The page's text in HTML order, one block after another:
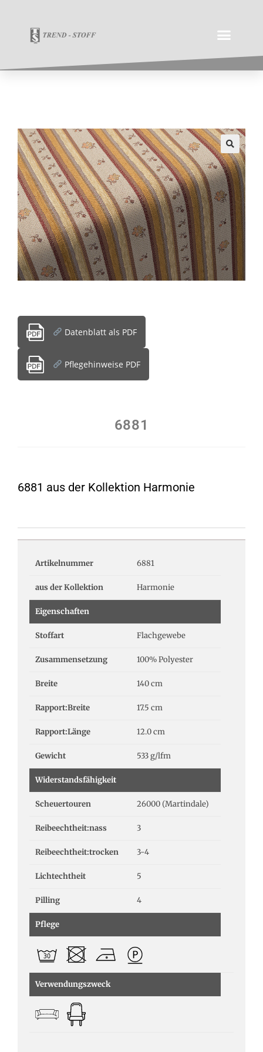
Datenblatt als PDF
Pflegehinweise PDF
6881
6881 aus der Kollektion Harmonie
Artikelnummer 6881
aus der Kollektion Harmonie
Eigenschaften
Stoffart Flachgewebe
Zusammensetzung 100% Polyester
Breite 140 cm
Rapport:Breite 17.5 cm
Rapport:Länge 12.0 cm
Gewicht 533 g/lfm
Widerstandsfähigkeit
Scheuertouren 26000 (Martindale)
Reibeechtheit:nass 3
Reibeechtheit:trocken 3-4
Lichtechtheit 5
Pilling 4
Pflege
Verwendungszweck